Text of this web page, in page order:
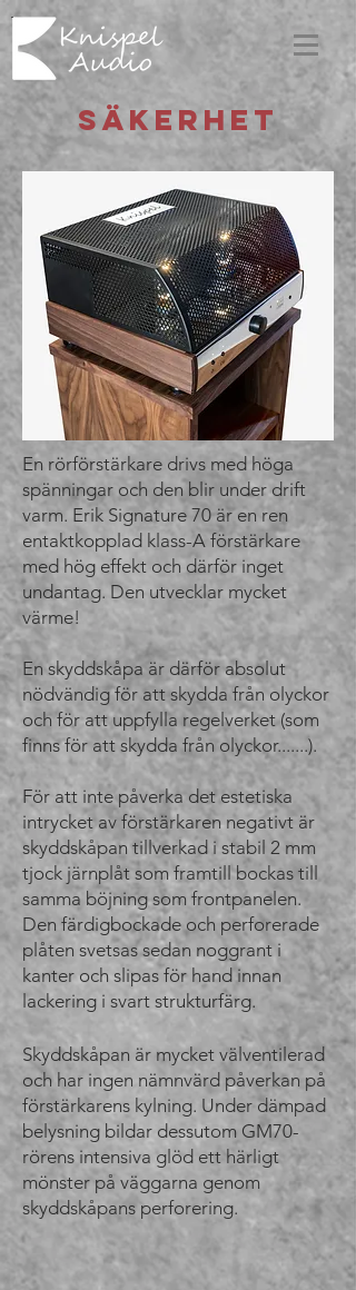
Säkerhet
En rörförstärkare drivs med höga
spänningar och den blir under drift
varm. Erik Signature 70 är en ren
entaktkopplad klass-A förstärkare
med hög effekt och därför inget
undantag. Den utvecklar mycket
värme!
En skyddskåpa är därför absolut
nödvändig för att skydda från olyckor
och för att uppfylla regelverket (som
finns för att skydda från olyckor.......).
För att inte påverka det estetiska
intrycket av förstärkaren negativt är
skyddskåpan tillverkad i stabil 2 mm
tjock järnplåt som framtill bockas till
samma böjning som frontpanelen.
Den färdigbockade och perforerade
plåten svetsas sedan noggrant i
kanter och slipas för hand innan
lackering i svart strukturfärg.
Skyddskåpan är mycket välventilerad
och har ingen nämnvärd påverkan på
förstärkarens kylning. Under dämpad
belysning bildar dessutom GM70-
rörens intensiva glöd ett härligt
mönster på väggarna genom
skyddskåpans perforering.